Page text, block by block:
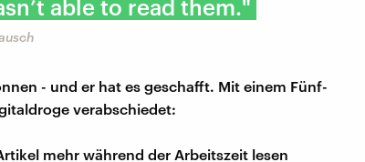
able to read them."
- und er hat es geschafft. Mit einem Fünf-
verabschiedet:
mehr während der Arbeitszeit lesen